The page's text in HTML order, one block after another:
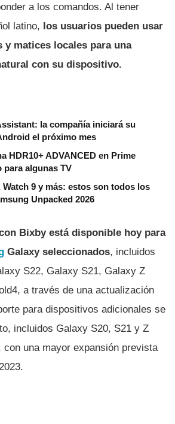
a los comandos. Al tener
latino, los usuarios pueden usar
y matices locales para una
con su dispositivo.
la compañía iniciará su
el próximo mes
HDR10+ ADVANCED en Prime
para algunas TV
Watch 9 y más: estos son todos los
Unpacked 2026
Bixby está disponible hoy para
Galaxy seleccionados, incluidos
S22, Galaxy S21, Galaxy Z
a través de una actualización
para dispositivos adicionales se
incluidos Galaxy S20, S21 y Z
con una mayor expansión prevista